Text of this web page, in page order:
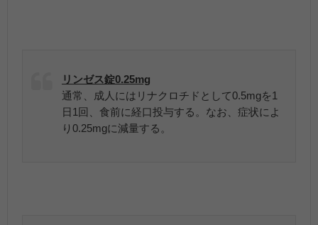
リンゼス錠0.25mg
通常、成人にはリナクロチドとして0.5mgを1
日1回、食前に経口投与する。なお、症状によ
り0.25mgに減量する。